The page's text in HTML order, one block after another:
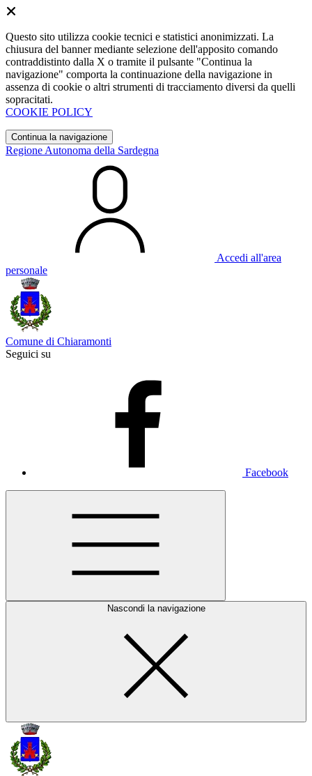
Questo sito utilizza cookie tecnici e statistici anonimizzati. La
chiusura del banner mediante selezione dell'apposito comando
contraddistinto dalla X o tramite il pulsante "Continua la
navigazione" comporta la continuazione della navigazione in
assenza di cookie o altri strumenti di tracciamento diversi da quelli
sopracitati.
COOKIE POLICY
Continua la navigazione
Regione Autonoma della Sardegna
Accedi all'area
personale
Comune di Chiaramonti
Seguici su
Facebook
Nascondi la navigazione